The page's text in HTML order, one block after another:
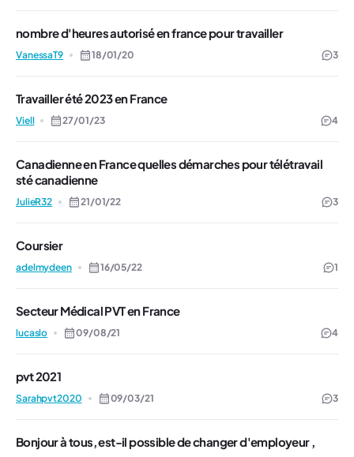
nombre d'heures autorisé en france pour travailler
VanessaT9 18/01/20 3
Travailler été 2023 en France
Viell 27/01/23 4
Canadienne en France quelles démarches pour télétravail
sté canadienne
JulieR32 21/01/22 3
Coursier
adelmydeen 16/05/22 1
Secteur Médical PVT en France
lucaslo 09/08/21 4
pvt 2021
Sarahpvt2020 09/03/21 3
Bonjour à tous, est-il possible de changer d'employeur ,